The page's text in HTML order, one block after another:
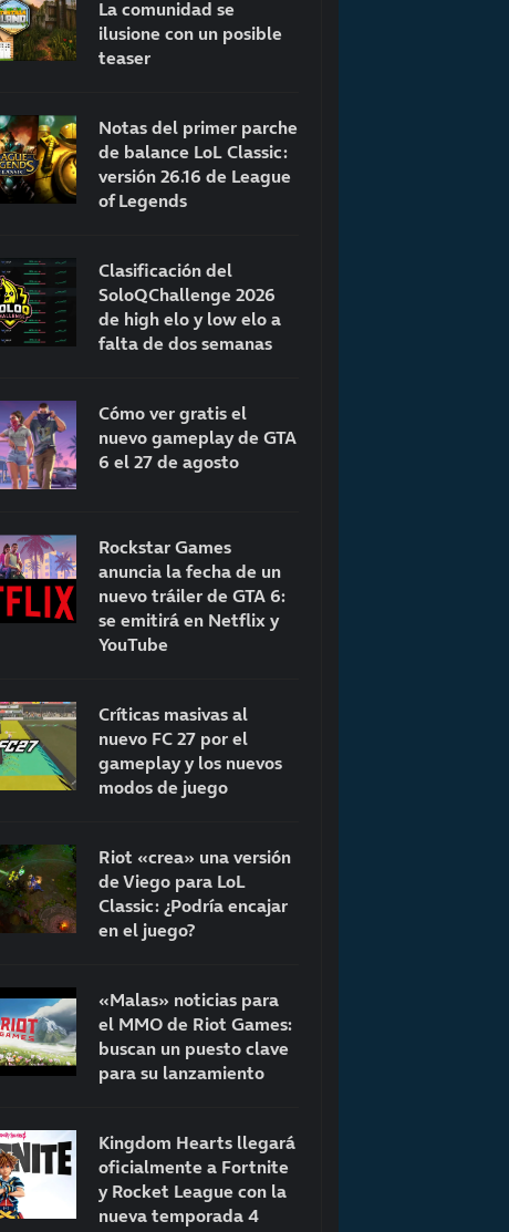
La comunidad se
ilusione con un posible
teaser
Notas del primer parche
de balance LoL Classic:
versión 26.16 de League
of Legends
Clasificación del
SoloQChallenge 2026
de high elo y low elo a
falta de dos semanas
Cómo ver gratis el
nuevo gameplay de GTA
6 el 27 de agosto
Rockstar Games
anuncia la fecha de un
nuevo tráiler de GTA 6:
se emitirá en Netflix y
YouTube
Críticas masivas al
nuevo FC 27 por el
gameplay y los nuevos
modos de juego
Riot «crea» una versión
de Viego para LoL
Classic: ¿Podría encajar
en el juego?
«Malas» noticias para
el MMO de Riot Games:
buscan un puesto clave
para su lanzamiento
Kingdom Hearts llegará
oficialmente a Fortnite
y Rocket League con la
nueva temporada 4